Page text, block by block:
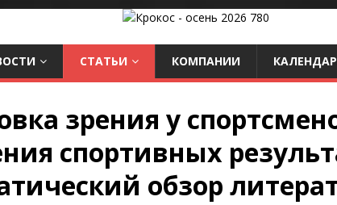
СТАТЬИ КОМПАНИИ
зрения у
спортивных
обзор